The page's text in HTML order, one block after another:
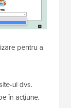
pentru a
ul dvs.
în acțiune.